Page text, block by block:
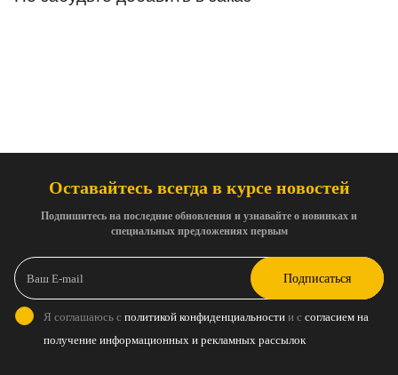
Оставайтесь всегда в курсе новостей
Подпишитесь на последние обновления и узнавайте о новинках и
специальных предложениях первым
Подписаться
Я соглашаюсь с политикой конфиденциальности и с согласием на
получение информационных и рекламных рассылок